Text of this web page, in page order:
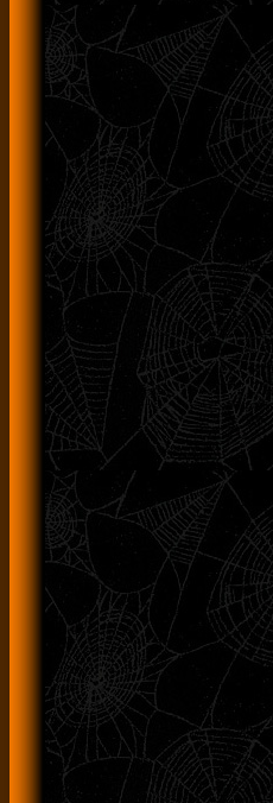
Second Skin Suit-
Eine Verwandlung in Grün hat noch
geschadet!